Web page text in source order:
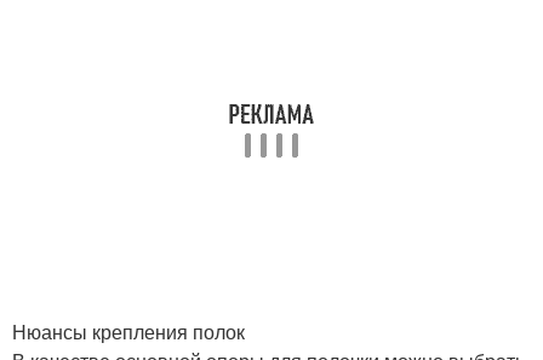
Нюансы крепления полок